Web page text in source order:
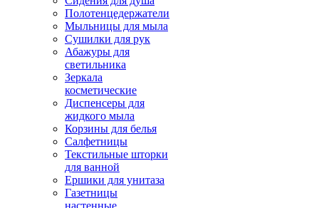
Полотенцедержатели
Мыльницы для мыла
Сушилки для рук
Абажуры для
светильника
Зеркала
косметические
Диспенсеры для
жидкого мыла
Корзины для белья
Салфетницы
Текстильные шторки
для ванной
Ершики для унитаза
Газетницы
настенные